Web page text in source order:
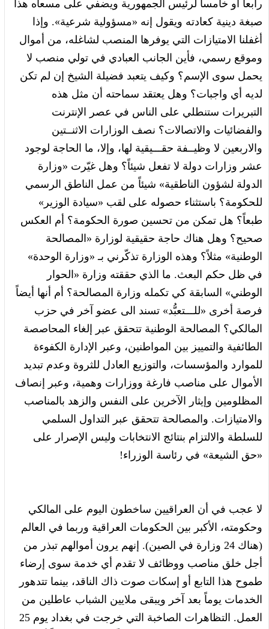
رابعاً أو خامساً لرئيس الجمهورية ويضفي على مسعاه هذا
صبغة دينية كعادته ويقول إنه «مسؤولية شرعية». وإذا
أغفلنا الامتيازات التي يوفرها المنصب لشاغله، من أموال
وموقع رسمي، فأين الجانب العبادي في تولي منصب لا
يحمل سوى الإسم؟ وكيف يتعبد فضيلة الشيخ إن لم تكن
لديه أي واجبات؟ وهل يعتقد سماحته أن مثل هذه
التبريرات ستنطلي على الناس في عصر الإنترنت
والفضائيات والاتصالات؟ نصف الوزارات الاثنــتين
والاربعين لا وظيــفة حقـــيقية لها، وإلا، ما الحاجة لوجود
عشر وزارات دولة لا تفعل شيئاً؟ وهل غيّرت «وزارة
الدولة لشؤون الناطقية» شيئاً من عمل الناطق الرسمي
للحكومة؟ باستثناء حصوله على لقب «سيادة الوزير»
طبعاً؟ هل تمكن من تحسين صورة الحكومة؟ أم العكس
صحيح؟ وهل هناك حاجة حقيقية لوزارة «المصالحة
الوطنية» مثلاً؟ وهذه الوزارة تذكّرني بـ «وزارة الوحدة»
في ظل حكم البعث. ما الذي حققته وزارة «الحوار
الوطني» السابقة كي تكمله وزارة المصالحة؟ أم أنها أيضاً
فرصة أخرى «للـــتعبُّد» تسند الى عضو آخر في حزب
المالكي؟ المصالحة الوطنية تتحقق عبر إلغاء المحاصصة
الطائفية والتمييز بين المواطنين، وعبر الإدارة الكفوءة
للموارد والمؤسسات، والتوزيع العادل للثروة وعدم تبديد
الأموال على مناصب فارغة ووزارات وهمية، وعبر إنصاف
المظلومين وإيثار الآخرين على النفس والزهد بالمناصب
والامتيازات. والمصالحة تتحقق عبر التداول السلمي
للسلطة والالتزام بنتائج الانتخابات وليس الإصرار على
«حق الشيعة» في رئاسة الوزراء!
لا عجب في أن العراقيين ساخطون اليوم على المالكي
وحكومته، الأكبر بين الحكومات العراقية وربما في العالم
(هناك 24 وزارة في الصين). إنهم يرون أموالهم تبذر من
أجل خلق مناصب ووظائف لا تقدم أي خدمة سوى إرضاء
طموح هذا التابع أو إسكات صوت ذاك الناقد، بينما تتدهور
الخدمات يوماً بعد آخر ويبقى ملايين الشباب عاطلين من
العمل. التظاهرات الصاخبة التي خرجت في بغداد يوم 25